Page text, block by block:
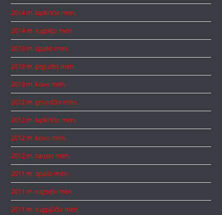
2014 m. lapkričio mėn.
2014 m. rugsėjo mėn.
2013 m. spalio mėn.
2013 m. gegužės mėn.
2013 m. kovo mėn.
2012 m. gruodžio mėn.
2012 m. lapkričio mėn.
2012 m. kovo mėn.
2012 m. sausio mėn.
2011 m. spalio mėn.
2011 m. rugsėjo mėn.
2011 m. rugpjūčio mėn.